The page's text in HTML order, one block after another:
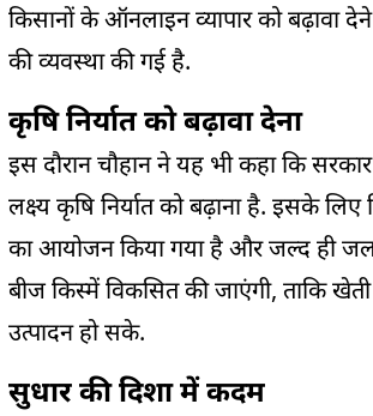
किसानों के ऑनलाइन व्यापार को बढ़ावा
की व्यवस्था की गई है.
कृषि निर्यात को बढ़ावा देना
इस दौरान चौहान ने यह भी कहा कि
लक्ष्य कृषि निर्यात को बढ़ाना है. इसके लिए
का आयोजन किया गया है और जल्द ही
बीज किस्में विकसित की जाएंगी, ताकि
उत्पादन हो सके.
सुधार की दिशा में कदम